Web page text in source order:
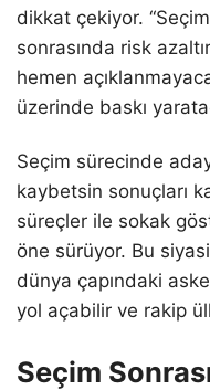
dikkat çekiyor.
sonrasında risk
hemen
üzerinde baskı
Seçim sürecinde
kaybetsin sonuçları
süreçler ile sokak
öne sürüyor. Bu
dünya çapındaki
yol açabilir ve rakip
Seçim